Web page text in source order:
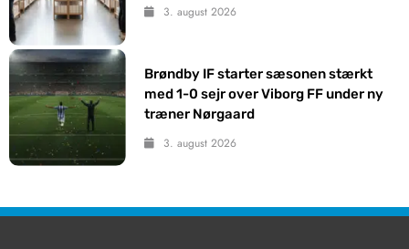
3. august 2026
Brøndby IF starter sæsonen stærkt
med 1-0 sejr over Viborg FF under ny
træner Nørgaard
3. august 2026